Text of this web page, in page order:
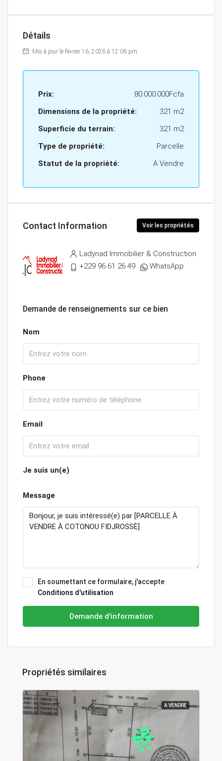
Détails
Mis à jour le février 16, 2026 à 12:06 pm
Prix:
80.000.000Fcfa
Dimensions de la propriété:
321 m2
Superficie du terrain:
321 m2
Type de propriété:
Parcelle
Statut de la propriété:
A Vendre
Contact Information Voir les propriétés
Ladynad Immobilier & Construction
+229 96 61 26 49
WhatsApp
Demande de renseignements sur ce bien
Nom
Phone
Email
Je suis un(e)
Message
En soumettant ce formulaire, j'accepte
Conditions d'utilisation
Demande d'information
Propriétés similaires
A VENDRE